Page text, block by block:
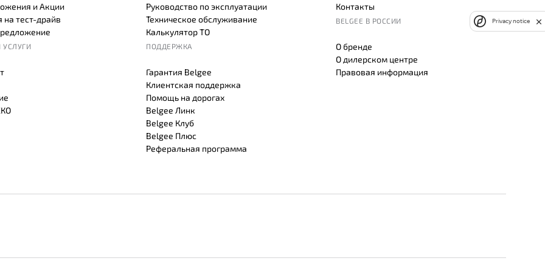
и Акции
на тест-драйв
Руководство по эксплуатации
Техническое обслуживание
Калькулятор ТО
ПОДДЕРЖКА
Гарантия Belgee
Клиентская поддержка
Помощь на дорогах
Belgee Линк
Belgee Клуб
Belgee Плюс
Реферальная программа
Контакты
BELGEE В РОССИИ
О бренде
О дилерском центре
Правовая информация
Privacy notice